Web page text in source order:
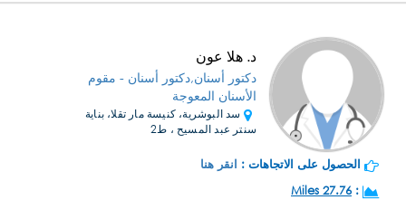
د. هلا عون
دكتور أسنان,دكتور أسنان - مقوم
الأسنان المعوجة
سد البوشرية، كنيسة مار تقلا، بناية
سنتر عبد المسيح ، ط2
الحصول على الاتجاهات : انقر هنا
:
27.76 Miles